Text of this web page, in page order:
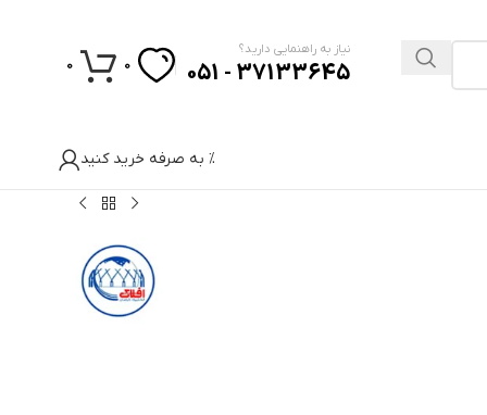
نیاز به راهنمایی دارید؟
37133645 - 051
0
0
% به صرفه خرید کنید